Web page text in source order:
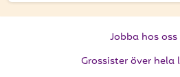
Jobba hos oss
Grossister över hela